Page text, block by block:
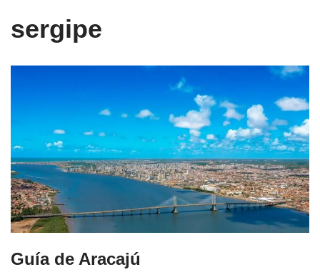
sergipe
Guía de Aracajú